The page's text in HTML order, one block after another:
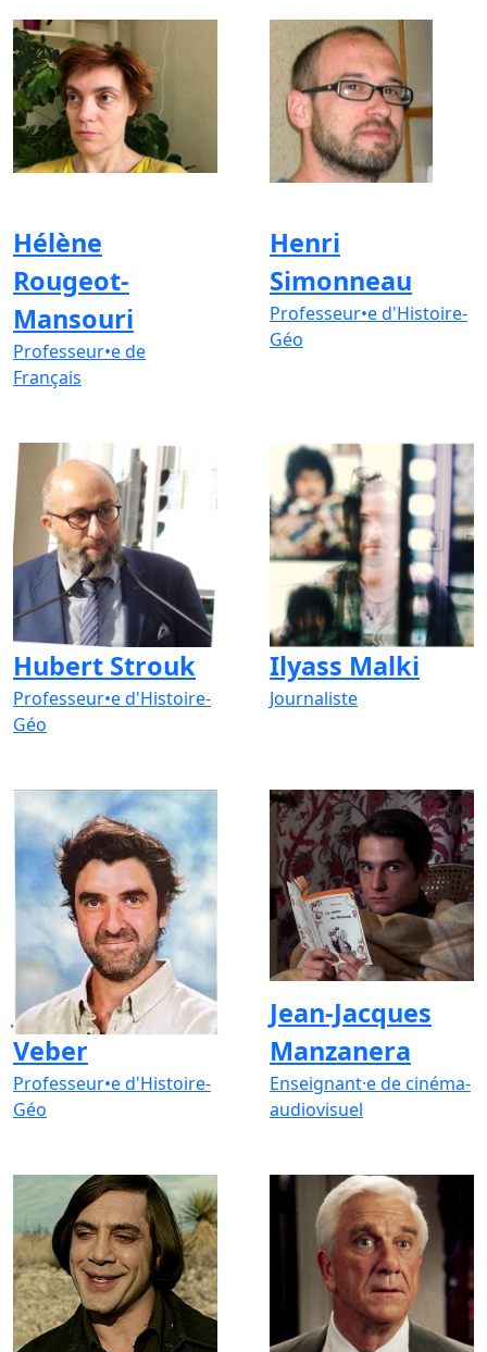
Hélène
Rougeot-
Mansouri
Professeur•e de
Français
Henri
Simonneau
Professeur•e d'Histoire-
Géo
Hubert Strouk
Professeur•e d'Histoire-
Géo
Ilyass Malki
Journaliste
Jean-Baptiste
Veber
Professeur•e d'Histoire-
Géo
Jean-Jacques
Manzanera
Enseignant·e de cinéma-
audiovisuel